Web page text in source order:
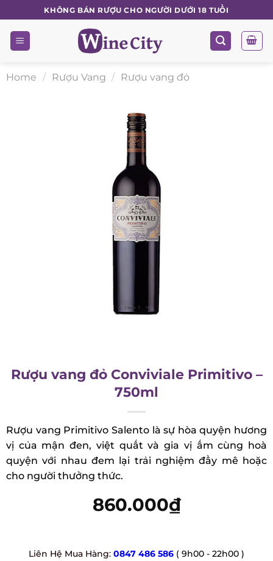
to
content
KHÔNG BÁN RƯỢU CHO NGƯỜI DƯỚI 18 TUỔI
Home / Rượu Vang / Rượu vang đỏ
Rượu vang đỏ Conviviale Primitivo –
750ml
Rượu vang Primitivo Salento là sự hòa quyện
hương vị của mận đen, việt quất và gia vị ấm cùng
hoà quyện với nhau đem lại trải nghiệm đầy mê
hoặc cho người thưởng thức.
860.000₫
Liên Hệ Mua Hàng:0847 486 586 ( 9h00 - 22h00 )